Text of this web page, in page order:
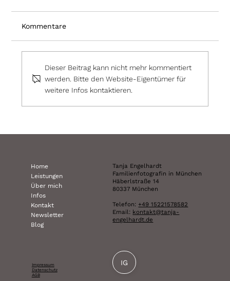
Heiraten mit Kindern – wenn aus
Kommentare
Dieser Beitrag kann nicht mehr kommentiert
werden. Bitte den Website-Eigentümer für
weitere Infos kontaktieren.
Home
Leistungen
Über mich
Infos
Kontakt
Newsletter
Blog
Impressum
Datenschutz
AGB
Tanja Engelhardt
Familienfotografin in München
Häberlstraße 14
80337 München
Telefon:+49 15221578582
Email: kontakt@tanja-
engelhardt.de
IG